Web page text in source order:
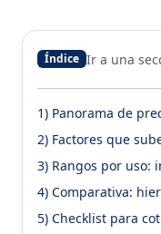
Índice Ir a una
1) Panorama de
2) Factores que
3) Rangos por uso:
4) Comparativa:
5) Checklist para